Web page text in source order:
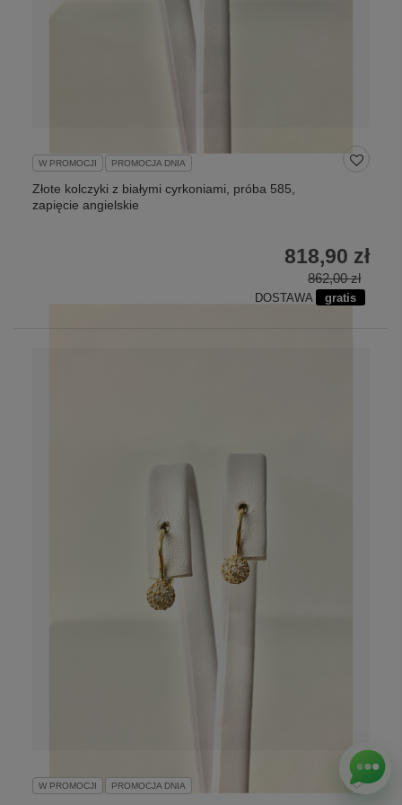
W PROMOCJI PROMOCJA DNIA
Złote kolczyki z białymi cyrkoniami, próba 585,
zapięcie angielskie
862,00 zł
818,90 zł
DOSTAWA gratis
W PROMOCJI PROMOCJA DNIA